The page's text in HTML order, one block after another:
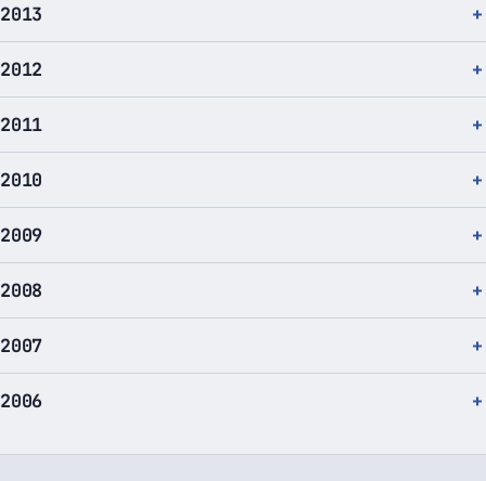
2013
2012
2011
2010
2009
2008
2007
2006